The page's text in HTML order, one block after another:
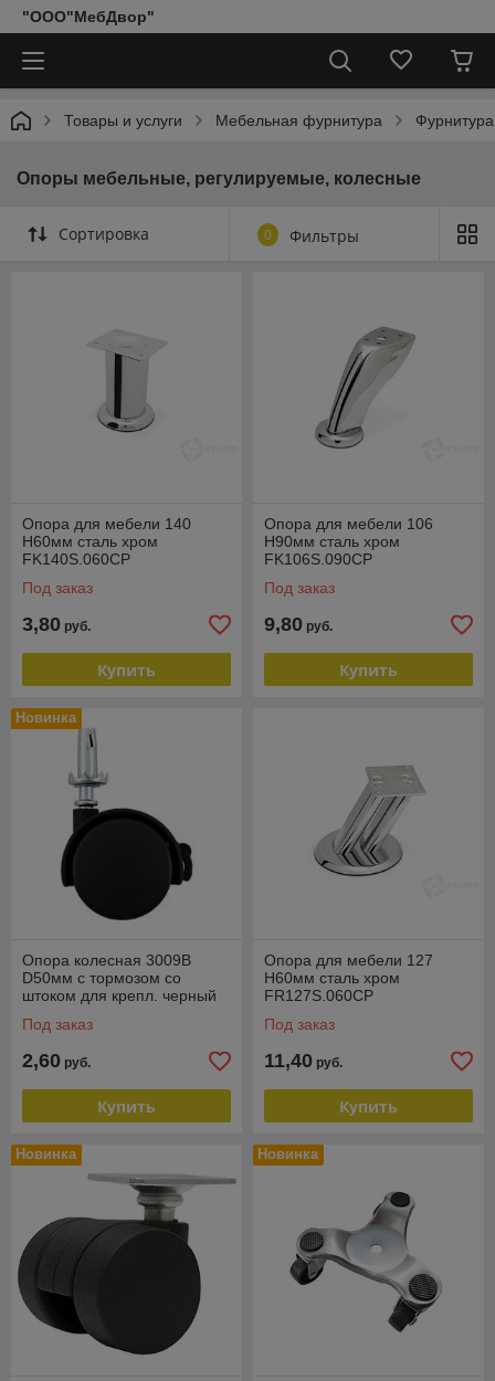
"ООО"МебДвор"
Товары и услуги Мебельная фурнитура
Опоры мебельные, регулируемые, колесные
Сортировка 0 Фильтры
Опора для мебели 140
Н60мм сталь хром
FK140S.060CP
Под заказ
3,80 руб.
Купить
Опора для мебели 106
Н90мм сталь хром
FK106S.090CP
Под заказ
9,80 руб.
Купить
Новинка
Опора колесная 3009B
D50мм с тормозом со
штоком для крепл. черный
Под заказ
2,60 руб.
Купить
Опора для мебели 127
Н60мм сталь хром
FR127S.060CP
Под заказ
11,40 руб.
Купить
Новинка Новинка